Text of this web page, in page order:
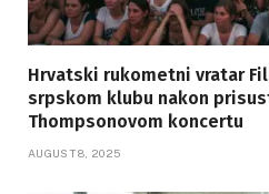
Hrvatski rukometni vratar
srpskom klubu nakon
Thompsonovom koncertu
AUGUST 8, 2025